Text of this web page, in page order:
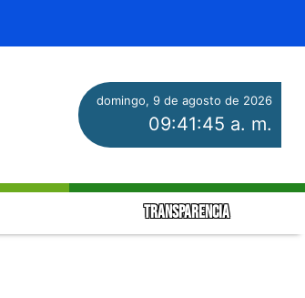
domingo, 9 de agosto de 2026
09:41:46 a. m.
TRANSPARENCIA